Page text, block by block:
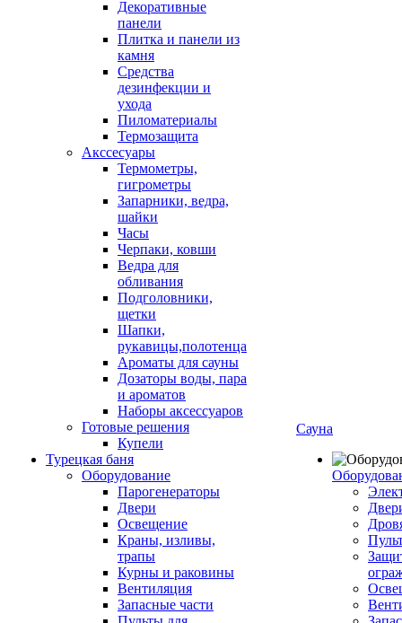
Декоративные
панели
Плитка и панели из
камня
Средства
дезинфекции и
ухода
Пиломатериалы
Термозащита
Аксcесуары
Термометры,
гигрометры
Запарники, ведра,
шайки
Часы
Черпаки, ковши
Ведра для
обливания
Подголовники,
щетки
Шапки,
рукавицы,полотенца
Ароматы для сауны
Дозаторы воды, пара
и ароматов
Наборы аксессуаров
Готовые решения
Купели
Турецкая баня
Оборудование
Парогенераторы
Двери
Освещение
Краны, изливы,
трапы
Курны и раковины
Вентиляция
Запасные части
Сауна